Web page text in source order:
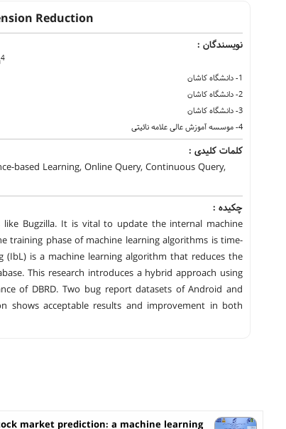
Reduction
نویسندگان :
4
1- دانشگاه کاشان
2- دانشگاه کاشان
3- دانشگاه کاشان
4- موسسه آموزش عالی علامه نائیتی
کلمات کلیدی :
based Learning, Online Query, Continuous Query,
چکیده :
Bugzilla. It is vital to update the internal machine
training phase of machine learning algorithms is time-
is a machine learning algorithm that reduces the
This research introduces a hybrid approach using
of DBRD. Two bug report datasets of Android and
shows acceptable results and improvement in both
market prediction: a machine learning